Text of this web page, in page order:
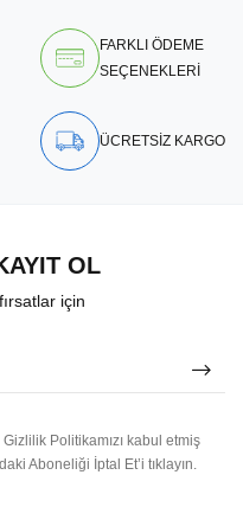
FARKLI ÖDEME
SEÇENEKLERİ
ÜCRETSİZ KARGO
OL
için
Politikamızı kabul etmiş
Aboneliği İptal Et’i tıklayın.